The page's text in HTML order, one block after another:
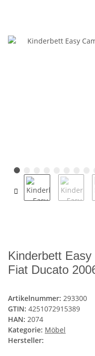
Kinderbett
Fiat Ducato
Artikelnummer: 293300
GTIN: 4251072915389
HAN: 2074
Kategorie: Möbel
Hersteller: